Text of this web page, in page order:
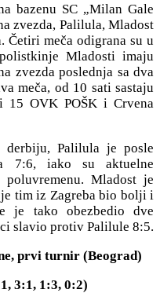
bazenu SC „Milan Gale
zvezda, Palilula, Mladost
Četiri meča odigrana su u
Mladosti imaju
zvezda poslednja sa dva
meča, od 10 sati sastaju
OVK POŠK i Crvena
Palilula je posle
7:6, iako su aktuelne
Mladost je
je tim iz Zagreba bio bolji i
je tako obezbedio dve
slavio protiv Palilule 8:5.
prvi turnir (Beograd)
3:1, 1:3, 0:2)